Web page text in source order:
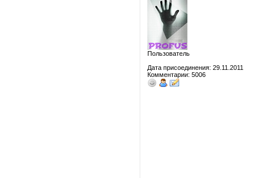
Пользователь
Дата присоединения: 29.11.2011
Комментарии: 5006